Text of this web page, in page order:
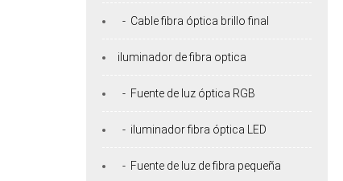
- Cable fibra óptica brillo final
iluminador de fibra optica
- Fuente de luz óptica RGB
- iluminador fibra óptica LED
- Fuente de luz de fibra pequeña